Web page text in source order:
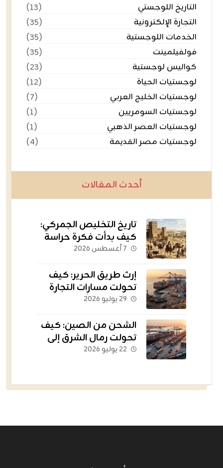
التاريخ اللوجستي
(١٣)
التجارة الإلكترونية
(٣٥)
الخدمات اللوجستية
(٣٥)
فولفيلمينت
(٣٥)
كواليس لوجستية
(٢٣)
لوجستيات الحياة
(١٢)
لوجستيات الخليج العربي
(٧)
لوجستيات السومريين
(١)
لوجستيات العصر الذهبي
(١)
لوجستيات مصر القديمة
(٤)
أحدث المقالات
تاريخ التخليص الجمركي:
كيف بدأت فكرة حراسة
الثروات عبر الحدود؟
٧ أغسطس ٢٠٢٦
إرث طريق الحرير: كيف
تحولت مسارات التجارة
القديمة إلى أسطول
٢٩ يوليو ٢٠٢٦
الشحن من الصين: كيف
تحولت رمال الشرق إلى
الشريان اللوجستي
٢٢ يوليو ٢٠٢٦